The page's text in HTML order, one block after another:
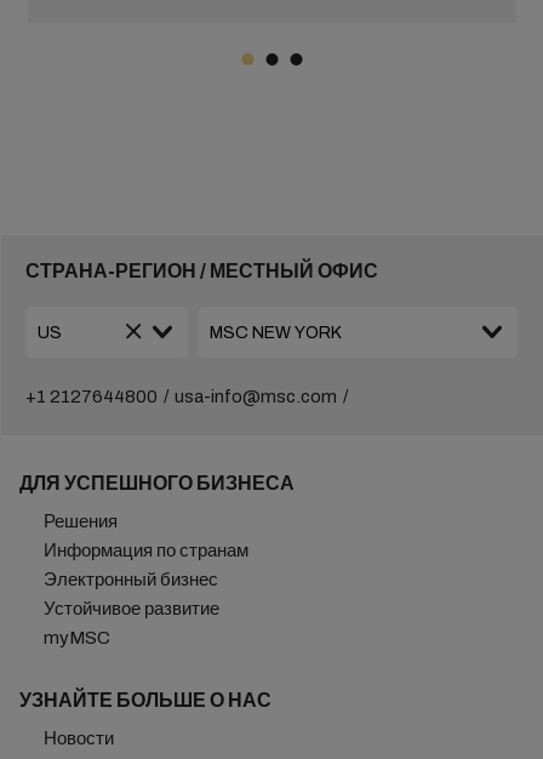
СТРАНА-РЕГИОН / МЕСТНЫЙ ОФИС
+1 2127644800 usa-info@msc.com
ДЛЯ УСПЕШНОГО БИЗНЕСА
Решения
Информация по странам
Электронный бизнес
Устойчивое развитие
myMSC
УЗНАЙТЕ БОЛЬШЕ О НАС
Новости